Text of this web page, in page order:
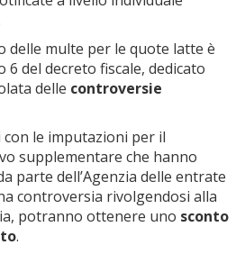
delle multe per le quote latte è
6 del decreto fiscale, dedicato
delle controversie
le imputazioni per il
supplementare che hanno
parte dell’Agenzia delle entrate
controversia rivolgendosi alla
potranno ottenere uno sconto
.